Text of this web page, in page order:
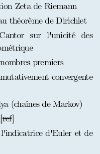
Zeta de Riemann
théorème de Dirichlet
sur l'unicité des
premiers
convergente
(chaînes de Markov)
ref]
d'Euler et de